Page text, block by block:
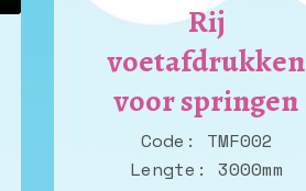
Rij
voetafdrukken
voor springen
Code: TMF002
Lengte: 3000mm